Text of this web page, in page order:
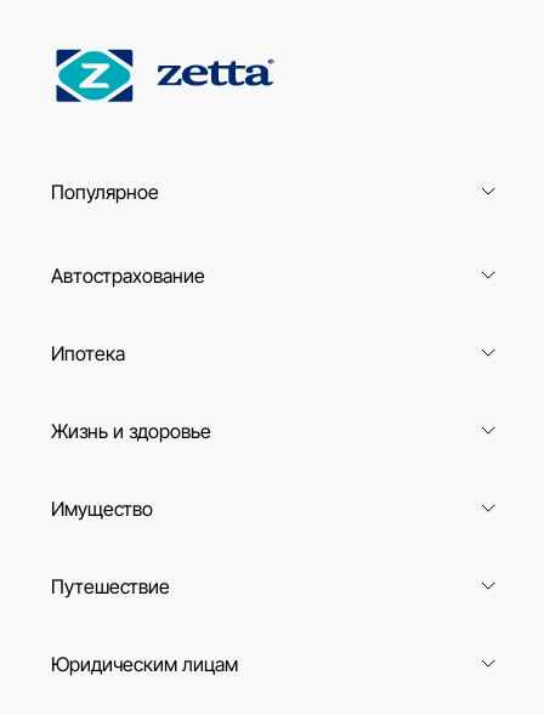
Популярное
Автострахование
Ипотека
Жизнь и здоровье
Имущество
Путешествие
Юридическим лицам